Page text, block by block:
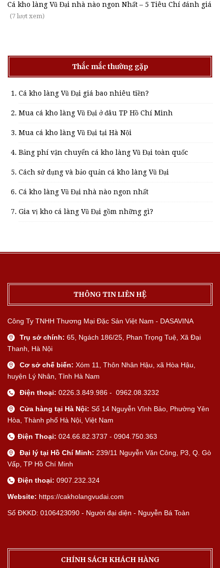
Cá kho làng Vũ Đại nhà nào ngon Nhất – 5 Tiêu Chí đánh giá
(7 lượt xem)
Thắc mắc thường gặp
Cá kho làng Vũ Đại giá bao nhiêu tiền?
Mua cá kho làng Vũ Đại ở đâu TP Hồ Chí Minh
Mua cá kho làng Vũ Đại tại Hà Nội
Bảng phí vận chuyển cá kho làng Vũ Đại toàn quốc
Cách sử dụng và bảo quản cá kho làng Vũ Đại
Cá kho làng Vũ Đại nhà nào ngon nhất
Gia vị kho cá làng Vũ Đại gồm những gì?
THÔNG TIN LIÊN HỆ
Công Ty TNHH Thương Mại Đặc Sản Việt Nam - DASAVINA
Trụ sở chính: 65, Ngách 186/25, Phan Trọng Tuệ, Xã Đại
Thanh, Hà Nội
Cơ sở chế biến: Xóm 11, Thôn Nhân Hậu, xã Hòa Hậu,
huyện Lý Nhân, Tỉnh Hà Nam
Điện thoại: 0226.3.849.986 - 0962.08.3232
Cửa hàng tại Hà Nội: Số 14 Nguyễn Vĩnh Bảo, Phường Yên
Hòa, Thành phố Hà Nội, Việt Nam
Điện Thoại: 024.66.82.3737 - 0904.750.363
Đại lý tại Hồ Chí Minh: 239/11 Nguyễn Văn Công, P3, Q. Gò
Vấp, TP Hồ Chí Minh
Điện thoại: 0907.232.324
Website: https://cakholangvudai.com
Số ĐKKD: 0106423090 - Người đại diện - Nguyễn Bá Toàn
CHÍNH SÁCH KHÁCH HÀNG